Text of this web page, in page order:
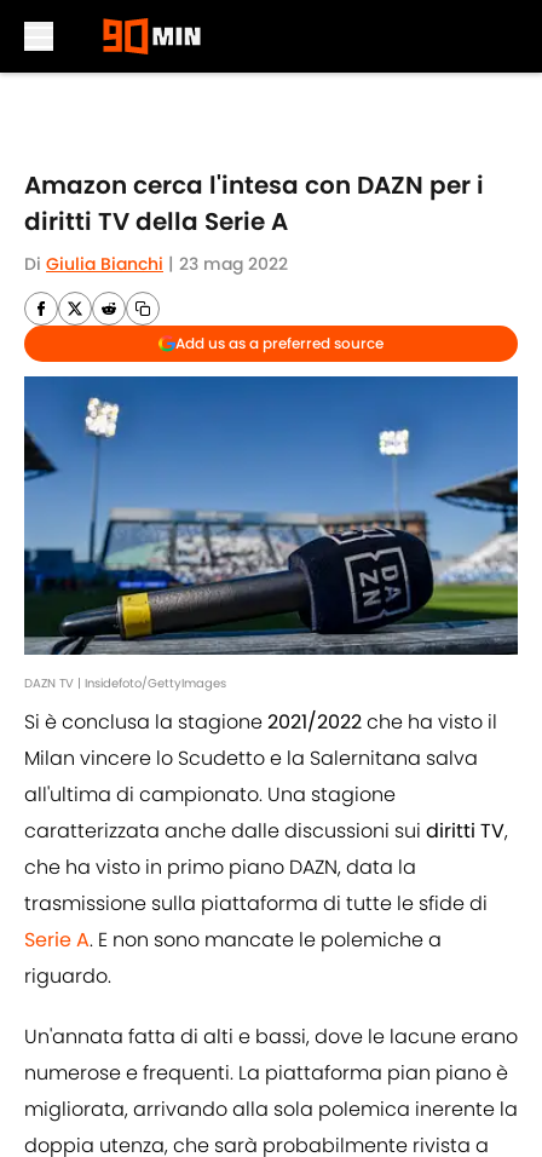
Amazon cerca l'intesa con DAZN per i
diritti TV della Serie A
Di Giulia Bianchi | 23 mag 2022
Add us as a preferred source
DAZN TV | Insidefoto/GettyImages
Si è conclusa la stagione2021/2022che ha visto il
Milan vincere lo Scudetto e la Salernitana salva
all'ultima di campionato. Una stagione
caratterizzata anche dalle discussioni sui diritti TV,
che ha visto in primo piano DAZN, data la
trasmissione sulla piattaforma di tutte le sfide di
Serie A. E non sono mancate le polemiche a
riguardo.
Un'annata fatta di alti e bassi, dove le lacune erano
numerose e frequenti. La piattaforma pian piano è
migliorata, arrivando alla sola polemica inerente la
doppia utenza, che sarà probabilmente rivista a